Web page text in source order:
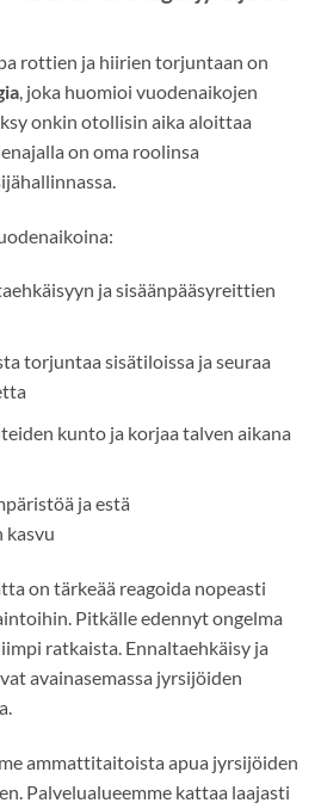
rottien ja hiirien torjuntaan on
, joka huomioi vuodenaikojen
onkin otollisin aika aloittaa
on oma roolinsa
ja sisäänpääsyreittien
torjuntaa sisätiloissa ja seuraa
kunto ja korjaa talven aikana
ja estä
kasvu
on tärkeää reagoida nopeasti
Pitkälle edennyt ongelma
ratkaista. Ennaltaehkäisy ja
avainasemassa jyrsijöiden
ammattitaitoista apua jyrsijöiden
Palvelualueemme kattaa laajasti